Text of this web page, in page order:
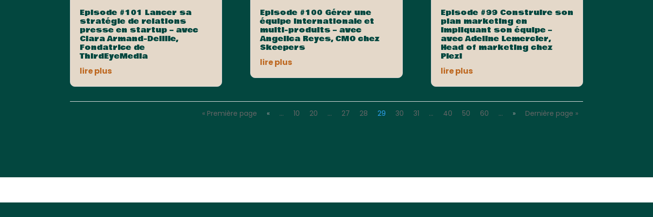
Episode #101 Lancer sa
stratégie de relations
presse en startup – avec
Clara Armand-Delille,
Fondatrice de
ThirdEyeMedia
lire plus
Episode #100 Gérer une
équipe internationale et
multi-produits – avec
Angelica Reyes, CMO chez
Skeepers
lire plus
Episode #99 Construire son
plan marketing en
impliquant son équipe –
avec Adeline Lemercier,
Head of marketing chez
Plezi
lire plus
« Première page « … 10 20 … 27 28 29 30 31 … 40 50 60 … » Dernière page »